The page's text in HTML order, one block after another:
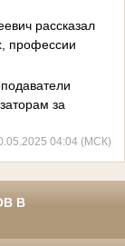
рассказал
профессии
за
04:04 (МСК)
В